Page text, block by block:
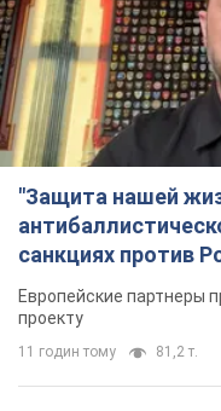
"Защита нашей
санкциях против
Видео
Европейские партнеры
проекту
11 годин тому 81,2 т.